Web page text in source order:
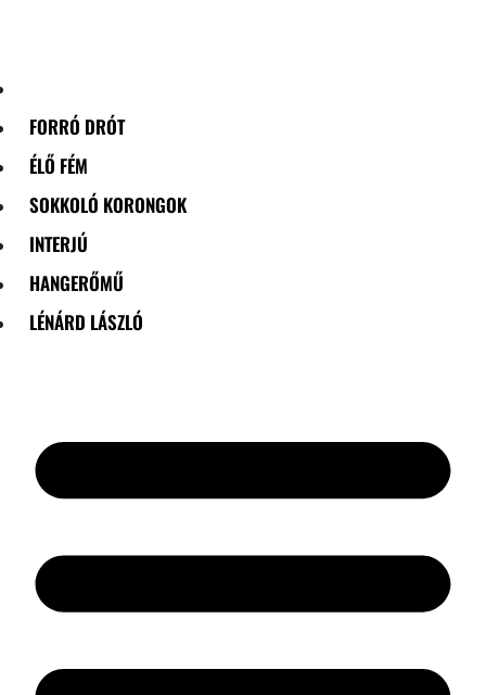
FORRÓ DRÓT
ÉLŐ FÉM
SOKKOLÓ KORONGOK
INTERJÚ
HANGERŐMŰ
LÉNÁRD LÁSZLÓ